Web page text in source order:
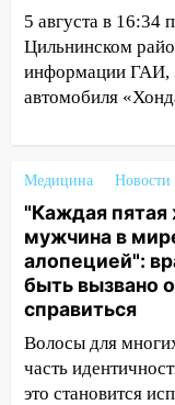
12:31
из Европы и
12:20 В
столкнулись
12:00
Где
августа:
11:50 Заснул
случайно
приговор
11:38
полностью
сарай
5 августа в 16:34
Цильнинском
информации ГАИ,
автомобиля
Медицина Новости
"Каждая
мужчина в
алопецией":
быть вызвано
справиться
Волосы для
часть
это становится